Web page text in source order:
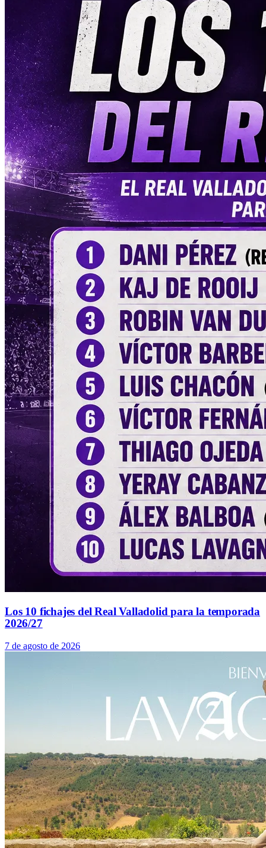
Los 10 fichajes del Real Valladolid para la temporada
2026/27
7 de agosto de 2026